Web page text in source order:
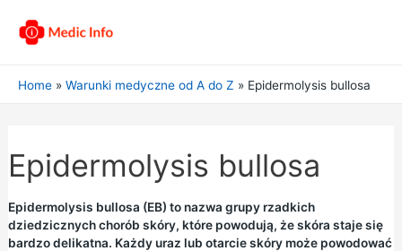
Home Warunki medyczne od A do Z Epidermolysis bullosa
Epidermolysis bullosa
Epidermolysis bullosa (EB) to nazwa grupy rzadkich
dziedzicznych chorób skóry, które powodują, że skóra staje się
bardzo delikatna. Każdy uraz lub otarcie skóry może powodować